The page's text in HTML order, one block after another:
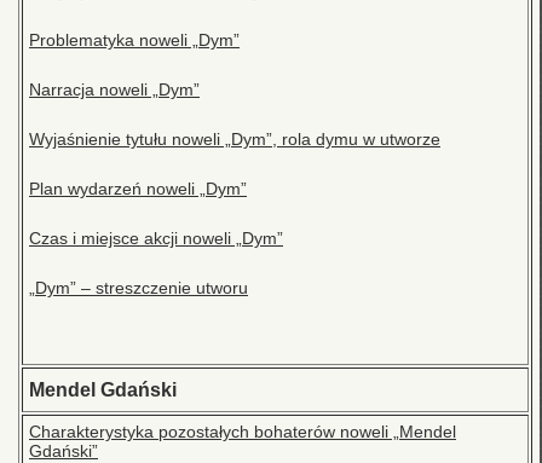
Problematyka noweli „Dym”
Narracja noweli „Dym”
Wyjaśnienie tytułu noweli „Dym”, rola dymu w utworze
Plan wydarzeń noweli „Dym”
Czas i miejsce akcji noweli „Dym”
„Dym” – streszczenie utworu
Mendel Gdański
Charakterystyka pozostałych bohaterów noweli „Mendel
Gdański”